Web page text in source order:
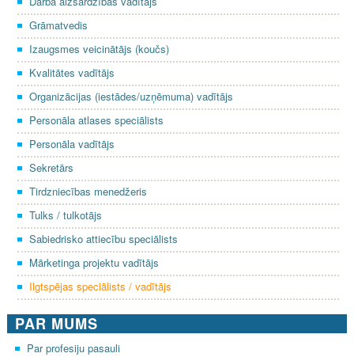
Grāmatvedis
Izaugsmes veicinātājs (koučs)
Kvalitātes vadītājs
Organizācijas (iestādes/uzņēmuma) vadītājs
Personāla atlases speciālists
Personāla vadītājs
Sekretārs
Tirdzniecības menedžeris
Tulks / tulkotājs
Sabiedrisko attiecību speciālists
Mārketinga projektu vadītājs
Ilgtspējas speciālists / vadītājs
PAR MUMS
Par profesiju pasauli